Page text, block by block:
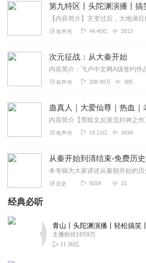
倾田，收也凭天。
2021-05-07
我很喜欢她的播放风格
2019-02-12
不知是不是秦时里的大秦还是历史上
2021-06-15
让自己女人去买，虽然是卖艺不卖身，
风逸影音
先驱者！前途认定了，切莫回头。一
弱，要你停留
2021-11-03
有声书 44.40亿 2813
次元征战：从大秦开始
有声书 208.99万 385
有声书 19.11亿 3434
从秦开始到清结束-免费历
历史 5034 21
经典必听
主播粉丝1659万
11.36亿